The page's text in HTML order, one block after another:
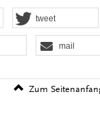
tweet
mail
Zum